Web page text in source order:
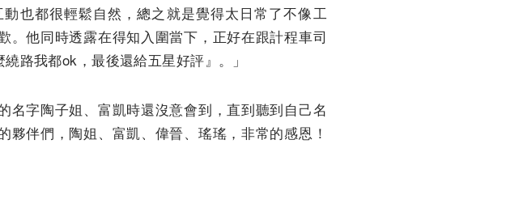
也都很輕鬆自然，總之就是覺得太日常了不像工
他同時透露在得知入圍當下，正好在跟計程車司
路我都ok，最後還給五星好評』。」
字陶子姐、富凱時還沒意會到，直到聽到自己名
伴們，陶姐、富凱、偉晉、瑤瑤，非常的感恩！